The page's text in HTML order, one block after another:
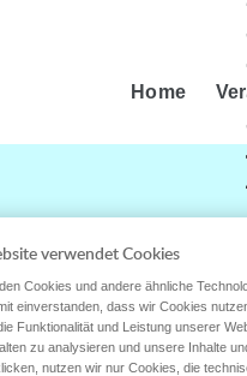
Home
verwendet Cookies
Cookies und andere ähnliche
einverstanden, dass wir Cookies
Funktionalität und Leistung unserer
zu analysieren und unsere Inhalte
nutzen wir nur Cookies, die